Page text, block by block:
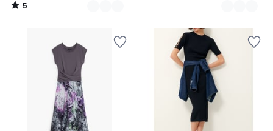
5
/